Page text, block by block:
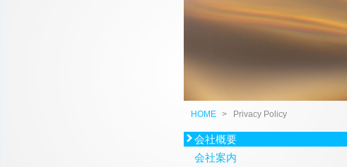
HOME > Privacy Policy
会社概要
会社案内